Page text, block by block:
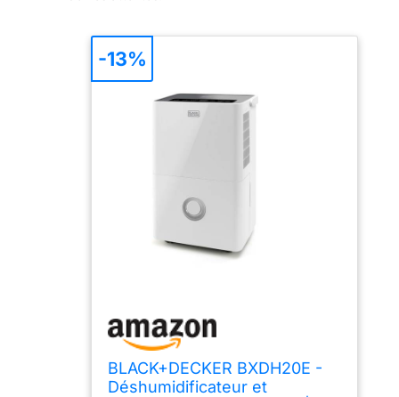
BLACK+DECKER BXDH20E -
Déshumidificateur et
-13%